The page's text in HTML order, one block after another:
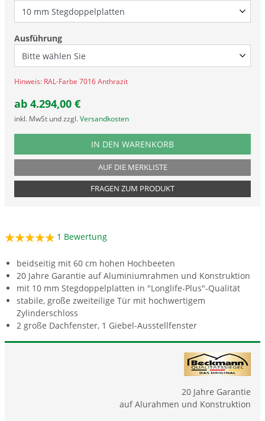
Ausführung
Hinweis: RAL-Farbe 7016 Anthrazit
ab 4.294,00 €
inkl. MwSt und zzgl. Versandkosten
PRODUKTNUMMER SOLH63
IN DEN WARENKORB
AUF DIE MERKLISTE
FRAGEN ZUM PRODUKT
1 Bewertung
beidseitig mit 60 cm hohen Hochbeeten
20 Jahre Garantie auf Aluminiumrahmen und Konstruktion
mit 10 mm Stegdoppelplatten in "Longlife-Plus"-Qualität
stabile, große zweiteilige Tür mit hochwertigem
Zylinderschloss
2 große Dachfenster, 1 Giebel-Ausstellfenster
20 Jahre Garantie
auf Alurahmen und Konstruktion